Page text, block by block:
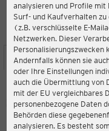
analysieren und Profile mit
Surf- und Kaufverhalten
(z.B. verschlüsselte E-
Netzwerken. Dieser
Personalisierungszwecken
Andernfalls können sie
oder Ihre Einstellungen
auch die Übermittlung von
mit der EU vergleichbares
personenbezogene Daten
Behörden diese
analysieren. Es besteht
STANDORT SERVICES
Ernsting's
Alte Wache 6,